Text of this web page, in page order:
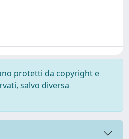
protetti da copyright e
salvo diversa